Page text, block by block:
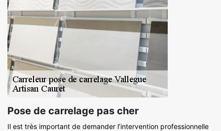
Pose de carrelage pas cher
Il est très important de demander l’intervention professionnelle